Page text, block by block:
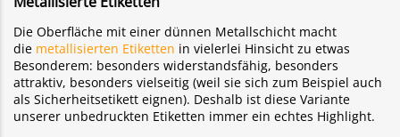
Die Oberfläche mit einer dünnen Metallschicht macht
die metallisierten Etiketten in vielerlei Hinsicht zu etwas
Besonderem: besonders widerstandsfähig, besonders
attraktiv, besonders vielseitig (weil sie sich zum Beispiel auch
als Sicherheitsetikett eignen). Deshalb ist diese Variante
unserer unbedruckten Etiketten immer ein echtes Highlight.